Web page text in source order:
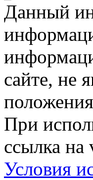
Данный
сайте, не
При
ссылка
Условия